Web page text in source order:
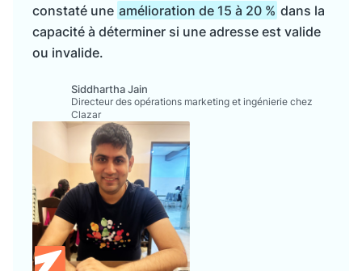
constaté une amélioration de 15 à 20 % dans la
capacité à déterminer si une adresse est valide
ou invalide.
Siddhartha Jain
Directeur des opérations marketing et ingénierie chez
Clazar